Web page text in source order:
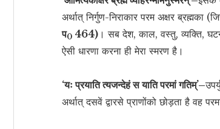
अर्थात् निर्गुण-निराकार परम अक्षर
प0 464) । सब देश, काल, वस्तु, व्यक्ति,
ऐसी धारणा करना ही मेरा स्मरण है।
‘यः प्रयाति त्यजन्देहं स याति परमां गतिम्’–
अर्थात् दसवें द्वारसे प्राणोंको छोड़ता है वह